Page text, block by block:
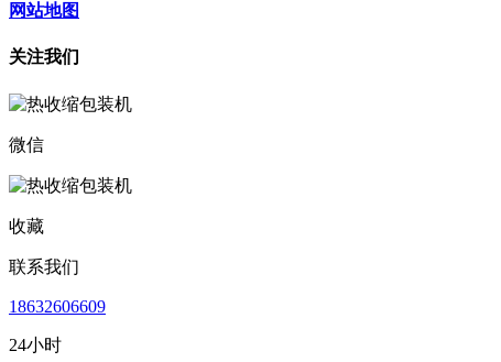
网站地图
关注我们
微信
收藏
联系我们
18632606609
24小时